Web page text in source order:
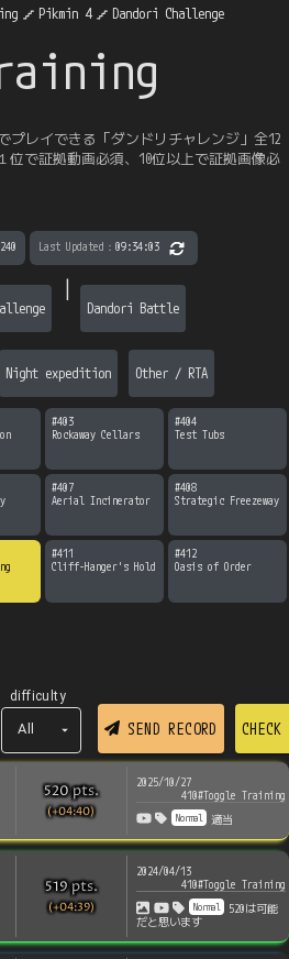
Pikmin 4
Dandori Challenge
プレイできる「ダンドリチャレンジ」全12
位で証拠動画必須、10位以上で証拠画像必
240 Last Updated ： 09:34:03
Dandori Battle
Night expedition Other / RTA
#403
Rockaway Cellars
#404
Test Tubs
#407
Aerial Incinerator
#408
Strategic Freezeway
#411
Cliff-Hanger's Hold
#412
Oasis of Order
difficulty
All SEND RECORD
520pts.
(+04:40)
2025/10/27
410#Toggle Training
Normal 適当
519pts.
(+04:39)
2024/04/13
410#Toggle Training
Normal
520は可能
だと思います